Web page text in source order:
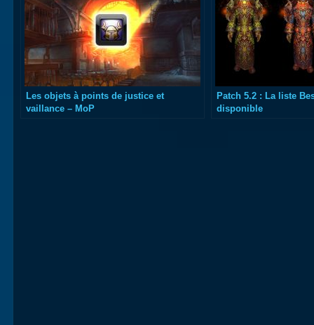
Les objets à points de justice et
vaillance – MoP
Patch 5.2 : La liste
disponible